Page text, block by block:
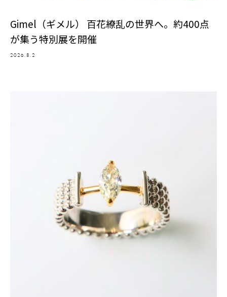
Gimel（ギメル） 百花繚乱の世界へ。約400点
が集う特別展を開催
2026.8.2